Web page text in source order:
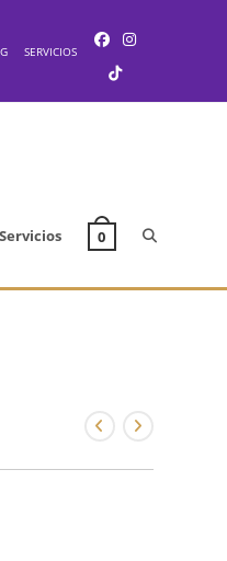
SERVICIOS
Servicios 0 Alternar
la